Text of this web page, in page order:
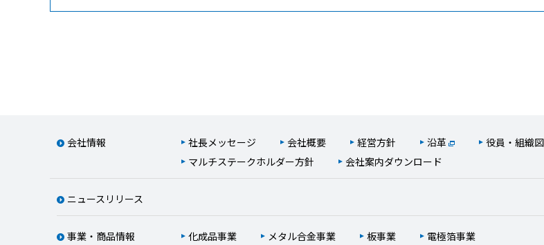
会社情報 社長メッセージ 会社概要 経営方針 沿革 役員・組織図
マルチステークホルダー方針
会社案内ダウンロード
ニュースリリース
事業・商品情報 化成品事業 メタル合金事業 板事業 電極箔事業